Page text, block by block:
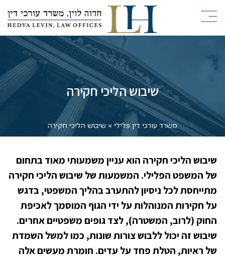
שיבוש הליכי חקירה
משרד עורכי דין פלילי » שיבוש הליכי חקירה
שיבוש הליכי חקירה הוא עניין משמעותי מאוד בתחום
של המשפט הפלילי. המשמעות של שיבוש הליכי חקירה
מתייחסת לכל ניסיון להתערב בהליך המשפטי, בדגש
על חקירות המנוהלות על ידי הגוף המוסמך לאכיפת
החוק (לרוב, המשטרה), לצד גופים משפטיים אחרים.
שיבוש זה יכול ללבוש צורות שונות, כמו למשל השמדת
של ראיות, הטלת פחד על עדים. חומרת מעשים אלה